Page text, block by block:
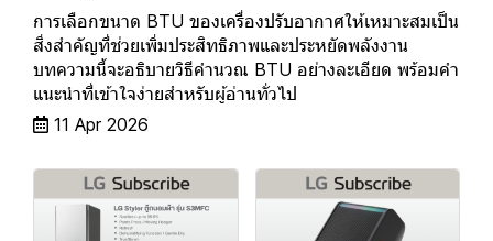
การเลือกขนาด BTU ของเครื่องปรับอากาศให้เหมาะสมเป็น
สิ่งสำคัญที่ช่วยเพิ่มประสิทธิภาพและประหยัดพลังงาน
บทความนี้จะอธิบายวิธีคำนวณ BTU อย่างละเอียด พร้อมคำ
แนะนำที่เข้าใจง่ายสำหรับผู้อ่านทั่วไป
11 Apr 2026